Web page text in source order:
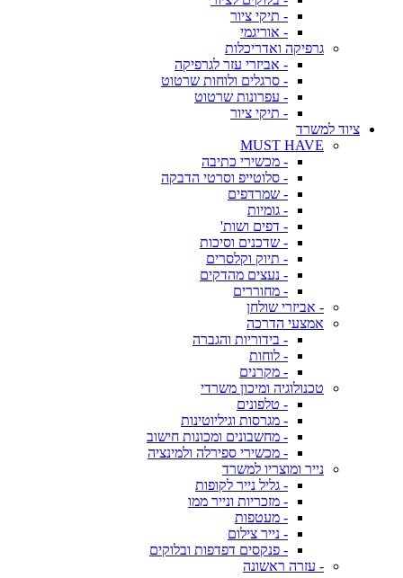
- תיקי ציור
- אוריגמי
גרפיקה ואדריכלות
- אביזרי עזר לגרפיקה
- סרגלים ולוחות שרטוט
- עפרונות שרטוט
- תיקי ציור
ציוד למשרד
MUST HAVE
- מכשירי כתיבה
- סלוטייפ וסרטי הדבקה
- שמרדפים
- גומיות
- דפים ושות'
- שדכנים וסיכות
- תיוק וקלסרים
- נעצים מהדקים
- מחוררים
- אביזרי שולחן
אמצעי הדרכה
- בידוריות והגברה
- לוחות
- מקרנים
טכנולוגיה ומיכון משרדי
- טלפונים
- מגרסות וגיליוטינות
- מחשבונים ומכונות חישוב
- מכשירי ספירלה ולמינציה
נייר ומוצריו למשרד
- גליל נייר לקופות
- מזכריות ונייר ממו
- מעטפות
- נייר צילום
- פנקסים דפדפות ובלוקים
- עזרה ראשונה